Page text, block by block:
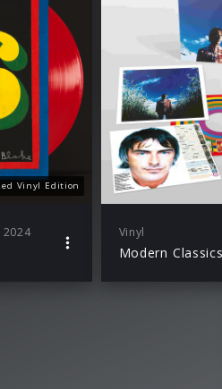
Vinyl Edition
2024 Vinyl
Modern